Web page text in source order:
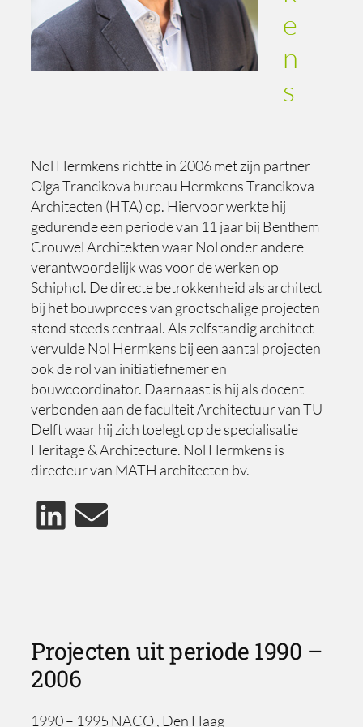
e
n
s
Nol Hermkens richtte in 2006 met zijn partner
Olga Trancikova bureau Hermkens Trancikova
Architecten (HTA) op. Hiervoor werkte hij
gedurende een periode van 11 jaar bij Benthem
Crouwel Architekten waar Nol onder andere
verantwoordelijk was voor de werken op
Schiphol. De directe betrokkenheid als architect
bij het bouwproces van grootschalige projecten
stond steeds centraal. Als zelfstandig architect
vervulde Nol Hermkens bij een aantal projecten
ook de rol van initiatiefnemer en
bouwcoördinator. Daarnaast is hij als docent
verbonden aan de faculteit Architectuur van TU
Delft waar hij zich toelegt op de specialisatie
Heritage & Architecture. Nol Hermkens is
directeur van MATH architecten bv.
Projecten uit periode 1990 –
2006
1990 – 1995 NACO , Den Haag